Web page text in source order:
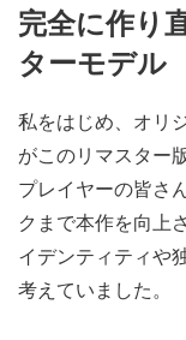
完全に作り
ターモデル
私をはじめ、オリ
がこのリマスター
プレイヤーの皆さ
クまで本作を向上
イデンティティや
考えていました。